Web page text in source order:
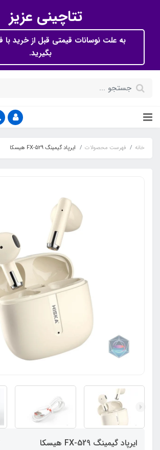
تتاچینی عزیز
به علت نوسانات قیمتی قبل از خرید
بگیرید.
خانه فهرست محصولات ایرپاد گیمینگ FX-529 هیسکا
ایرپاد گیمینگ FX-529 هیسکا